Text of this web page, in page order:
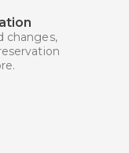
changes,